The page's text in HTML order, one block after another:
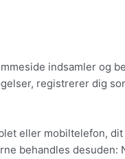
indsamler og
registrerer dig
eller mobiltelefon,
behandles desuden: